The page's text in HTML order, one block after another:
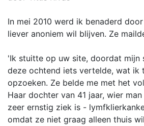
In mei 2010 werd ik benaderd
liever anoniem wil blijven. Ze
'Ik stuitte op uw site, doordat mijn
deze ochtend iets vertelde, wat ik
opzoeken. Ze belde me met het
Haar dochter van 41 jaar, wier
zeer ernstig ziek is -
omdat ze niet graag alleen thuis